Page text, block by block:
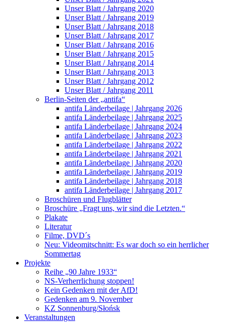
Unser Blatt / Jahrgang 2020
Unser Blatt / Jahrgang 2019
Unser Blatt / Jahrgang 2018
Unser Blatt / Jahrgang 2017
Unser Blatt / Jahrgang 2016
Unser Blatt / Jahrgang 2015
Unser Blatt / Jahrgang 2014
Unser Blatt / Jahrgang 2013
Unser Blatt / Jahrgang 2012
Unser Blatt / Jahrgang 2011
Berlin-Seiten der „antifa“
antifa Länderbeilage | Jahrgang 2026
antifa Länderbeilage | Jahrgang 2025
antifa Länderbeilage | Jahrgang 2024
antifa Länderbeilage | Jahrgang 2023
antifa Länderbeilage | Jahrgang 2022
antifa Länderbeilage | Jahrgang 2021
antifa Länderbeilage | Jahrgang 2020
antifa Länderbeilage | Jahrgang 2019
antifa Länderbeilage | Jahrgang 2018
antifa Länderbeilage | Jahrgang 2017
Broschüren und Flugblätter
Broschüre „Fragt uns, wir sind die Letzten.“
Plakate
Literatur
Filme, DVD´s
Neu: Videomitschnitt: Es war doch so ein herrlicher
Sommertag
Projekte
Reihe „90 Jahre 1933“
NS-Verherrlichung stoppen!
Kein Gedenken mit der AfD!
Gedenken am 9. November
KZ Sonnenburg/Słońsk
Veranstaltungen